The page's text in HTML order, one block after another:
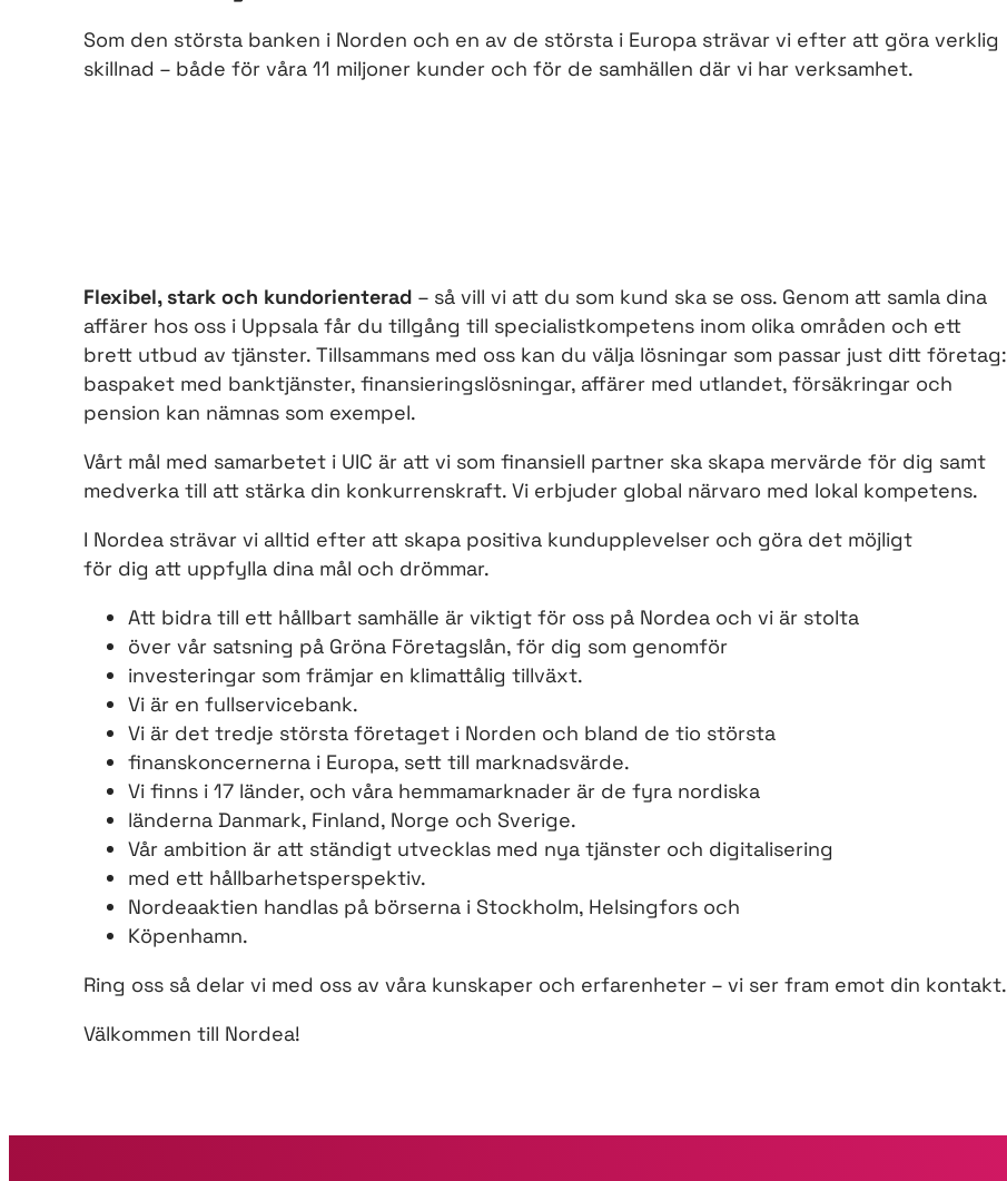
Som den största banken i Norden och en av de största i Europa strävar vi efter att göra verklig
skillnad – både för våra 11 miljoner kunder och för de samhällen där vi har verksamhet.
Flexibel, stark och kundorienterad – så vill vi att du som kund ska se oss. Genom att samla dina
affärer hos oss i Uppsala får du tillgång till specialistkompetens inom olika områden och ett
brett utbud av tjänster. Tillsammans med oss kan du välja lösningar som passar just ditt företag:
baspaket med banktjänster, finansieringslösningar, affärer med utlandet, försäkringar och
pension kan nämnas som exempel.
Vårt mål med samarbetet i UIC är att vi som finansiell partner ska skapa mervärde för dig samt
medverka till att stärka din konkurrenskraft. Vi erbjuder global närvaro med lokal kompetens.
I Nordea strävar vi alltid efter att skapa positiva kundupplevelser och göra det möjligt
för dig att uppfylla dina mål och drömmar.
Att bidra till ett hållbart samhälle är viktigt för oss på Nordea och vi är stolta
över vår satsning på Gröna Företagslån, för dig som genomför
investeringar som främjar en klimattålig tillväxt.
Vi är en fullservicebank.
Vi är det tredje största företaget i Norden och bland de tio största
finanskoncernerna i Europa, sett till marknadsvärde.
Vi finns i 17 länder, och våra hemmamarknader är de fyra nordiska
länderna Danmark, Finland, Norge och Sverige.
Vår ambition är att ständigt utvecklas med nya tjänster och digitalisering
med ett hållbarhetsperspektiv.
Nordeaaktien handlas på börserna i Stockholm, Helsingfors och
Köpenhamn.
Ring oss så delar vi med oss av våra kunskaper och erfarenheter – vi ser fram emot din kontakt.
Välkommen till Nordea!